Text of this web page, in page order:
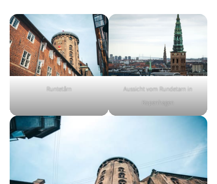
Runtetårn
Aussicht vom Rundetarn in
Kopenhagen